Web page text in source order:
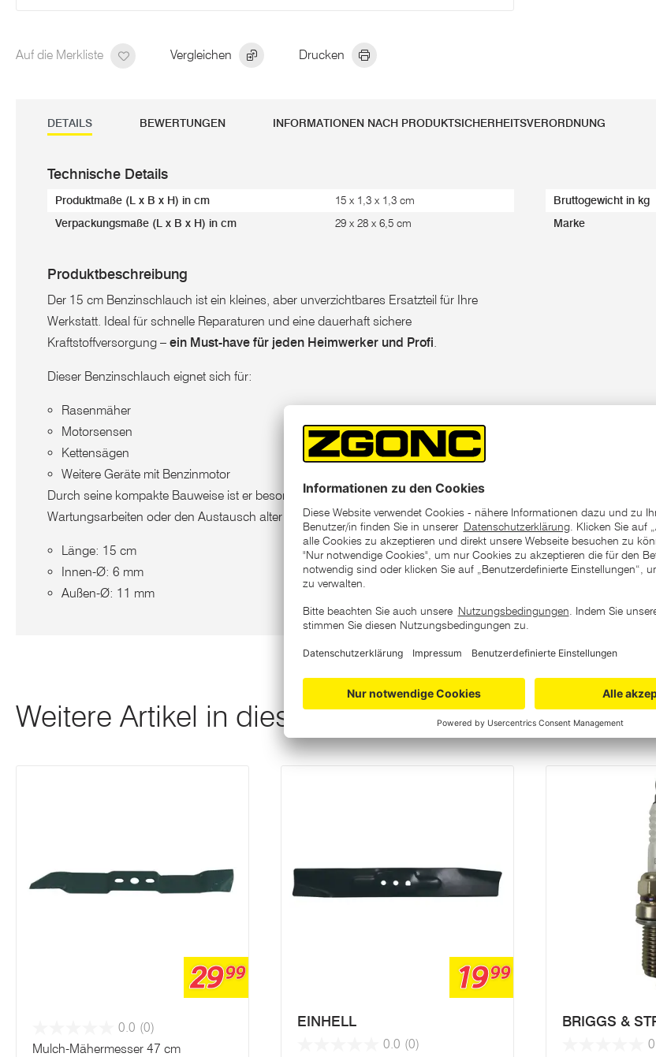
Auf die Merkliste Vergleichen Drucken
DETAILS BEWERTUNGEN INFORMATIONEN NACH PRODUKTSICHERHEITSVERORDNUNG
Technische Details
Produktmaße (L x B x H) in cm 15 x 1,3 x 1,3 cm
Verpackungsmaße (L x B x H) in cm 29 x 28 x 6,5 cm
Bruttogewicht in kg
Marke
Produktbeschreibung
Der 15 cm Benzinschlauch ist ein kleines, aber unverzichtbares Ersatzteil für Ihre
Werkstatt. Ideal für schnelle Reparaturen und eine dauerhaft sichere
Kraftstoffversorgung – ein Must-have für jeden Heimwerker und Profi.
Dieser Benzinschlauch eignet sich für:
Rasenmäher
Motorsensen
Kettensägen
Weitere Geräte mit Benzinmotor
Durch seine kompakte Bauweise ist er besonders praktisch für Reparaturen,
Wartungsarbeiten oder den Austausch alter bzw. poröser Schläuche.
Länge: 15 cm
Innen-Ø: 6 mm
Außen-Ø: 11 mm
Weitere Artikel in dieser Kategorie
2999
0.0 (0)
Mulch-Mähermesser 47 cm
1999
EINHELL
0.0 (0)
BRIGGS &